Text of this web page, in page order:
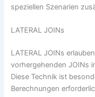
speziellen Szenarien
LATERAL JOINs
LATERAL JOINs
vorhergehenden JOINs
Diese Technik ist
Berechnungen